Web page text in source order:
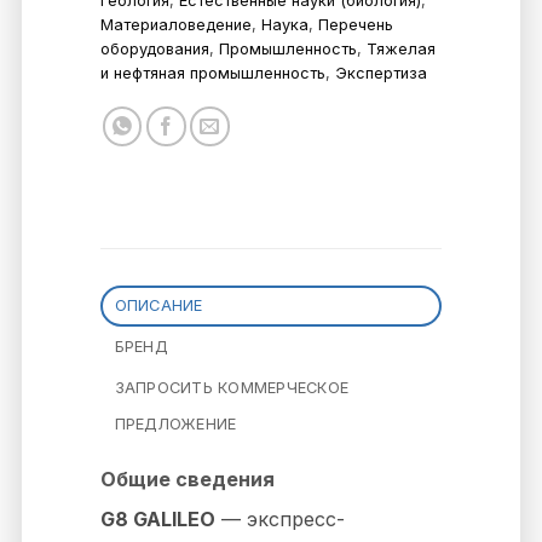
Материаловедение, Наука, Перечень
оборудования, Промышленность, Тяжелая
и нефтяная промышленность, Экспертиза
ОПИСАНИЕ
БРЕНД
ЗАПРОСИТЬ КОММЕРЧЕСКОЕ
ПРЕДЛОЖЕНИЕ
Общие сведения
G8 GALILEO — экспресс-